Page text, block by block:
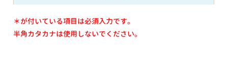
＊が付いている項目は必須入力です。
半角カタカナは使用しないでください。